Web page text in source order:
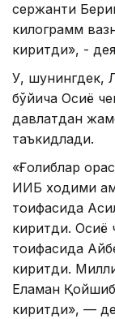
сержанти
килограмм
киритди», -
У, шунингдек,
бўйича Осиё
давлатдан
таъкидлади.
«Ғолиблар
ИИБ ходими
тоифасида
киритди. Осиё
тоифасида
киритди.
Еламан
киритди», —